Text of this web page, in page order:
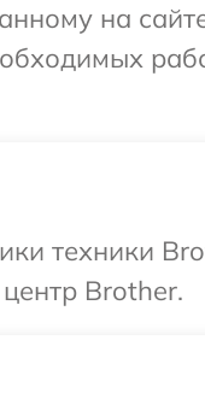
на
техники
Brother.